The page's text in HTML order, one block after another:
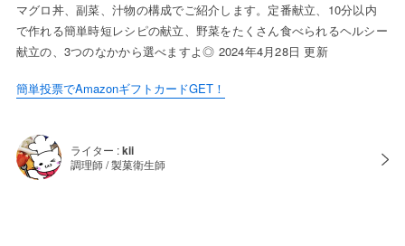
マグロ丼、副菜、汁物の構成でご紹介します。定番献立、10分以内
で作れる簡単時短レシピの献立、野菜をたくさん食べられるヘルシー
献立の、3つのなかから選べますよ◎ 2024年4月28日 更新
簡単投票でAmazonギフトカードGET！
ライター :kii
調理師 / 製菓衛生師